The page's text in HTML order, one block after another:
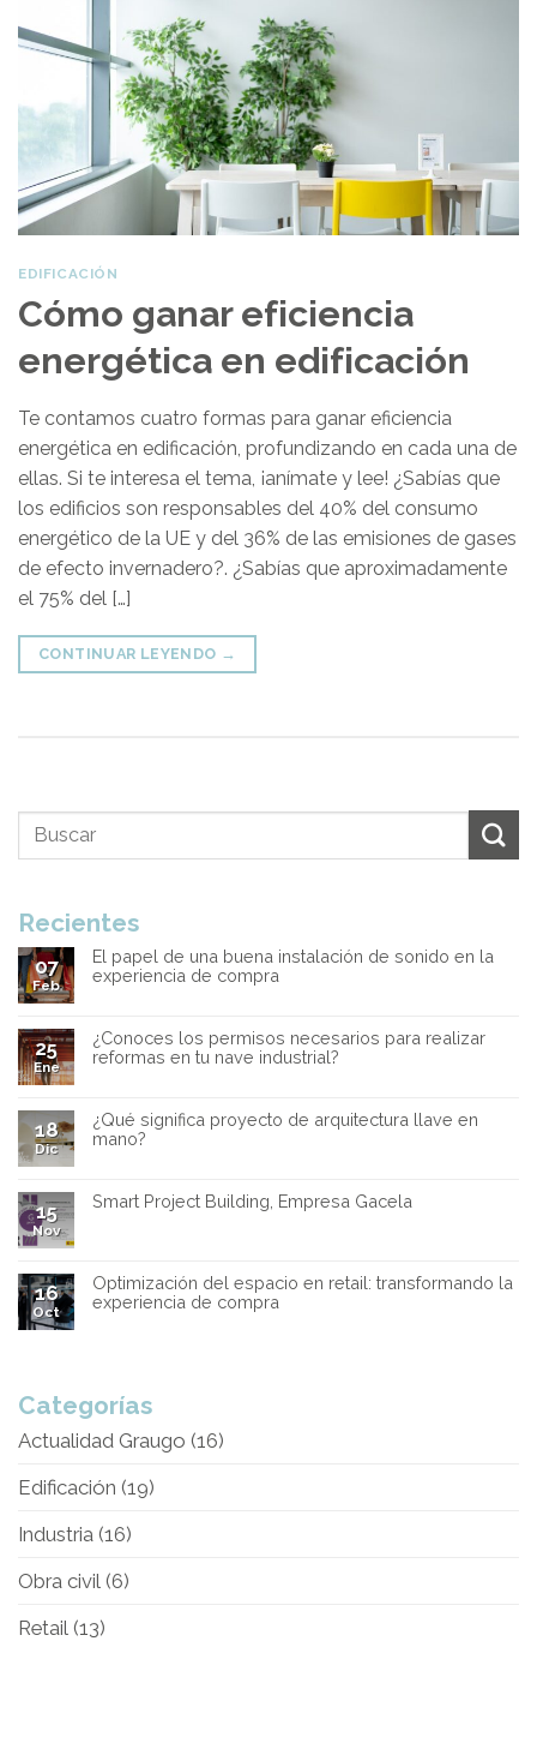
EDIFICACIÓN
Cómo ganar eficiencia
energética en edificación
Te contamos cuatro formas para ganar eficiencia
energética en edificación, profundizando en cada una de
ellas. Si te interesa el tema, ¡anímate y lee! ¿Sabías que
los edificios son responsables del 40% del consumo
energético de la UE y del 36% de las emisiones de gases
de efecto invernadero?. ¿Sabías que aproximadamente
el 75% del […]
CONTINUAR LEYENDO →
Recientes
07
Feb
El papel de una buena instalación de sonido en la
experiencia de compra
25
Ene
¿Conoces los permisos necesarios para realizar
reformas en tu nave industrial?
18
Dic
¿Qué significa proyecto de arquitectura llave en
mano?
15
Nov
Smart Project Building, Empresa Gacela
16
Oct
Optimización del espacio en retail: transformando la
experiencia de compra
Categorías
Actualidad Graugo (16)
Edificación (19)
Industria (16)
Obra civil (6)
Retail (13)